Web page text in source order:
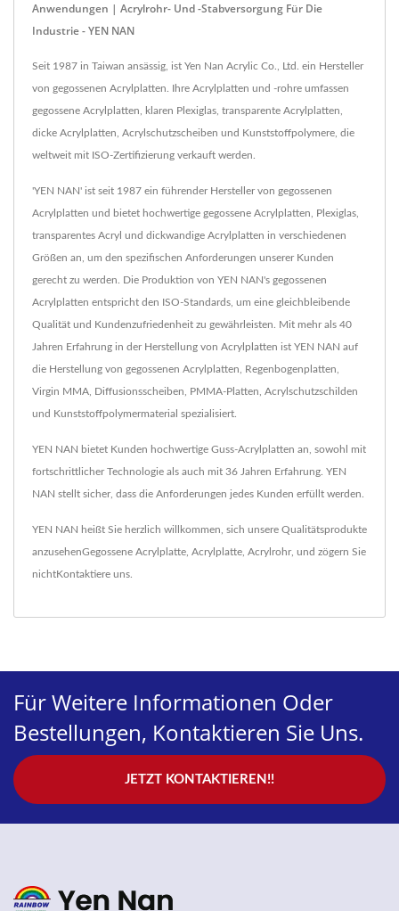
Anwendungen | Acrylrohr- Und -stabversorgung Für Die
Industrie - YEN NAN
Seit 1987 in Taiwan ansässig, ist Yen Nan Acrylic Co., Ltd. ein Hersteller
von gegossenen Acrylplatten. Ihre Acrylplatten und -rohre umfassen
gegossene Acrylplatten, klaren Plexiglas, transparente Acrylplatten,
dicke Acrylplatten, Acrylschutzscheiben und Kunststoffpolymere, die
weltweit mit ISO-Zertifizierung verkauft werden.
'YEN NAN' ist seit 1987 ein führender Hersteller von gegossenen
Acrylplatten und bietet hochwertige gegossene Acrylplatten, Plexiglas,
transparentes Acryl und dickwandige Acrylplatten in verschiedenen
Größen an, um den spezifischen Anforderungen unserer Kunden
gerecht zu werden. Die Produktion von YEN NAN's gegossenen
Acrylplatten entspricht den ISO-Standards, um eine gleichbleibende
Qualität und Kundenzufriedenheit zu gewährleisten. Mit mehr als 40
Jahren Erfahrung in der Herstellung von Acrylplatten ist YEN NAN auf
die Herstellung von gegossenen Acrylplatten, Regenbogenplatten,
Virgin MMA, Diffusionsscheiben, PMMA-Platten, Acrylschutzschilden
und Kunststoffpolymermaterial spezialisiert.
YEN NAN bietet Kunden hochwertige Guss-Acrylplatten an, sowohl mit
fortschrittlicher Technologie als auch mit 36 Jahren Erfahrung. YEN
NAN stellt sicher, dass die Anforderungen jedes Kunden erfüllt werden.
YEN NAN heißt Sie herzlich willkommen, sich unsere Qualitätsprodukte
anzusehenGegossene Acrylplatte Acrylplatte Acrylrohr, und zögern Sie
nichtKontaktiere uns
Für Weitere Informationen Oder
Bestellungen, Kontaktieren Sie Uns.
JETZT KONTAKTIEREN!!